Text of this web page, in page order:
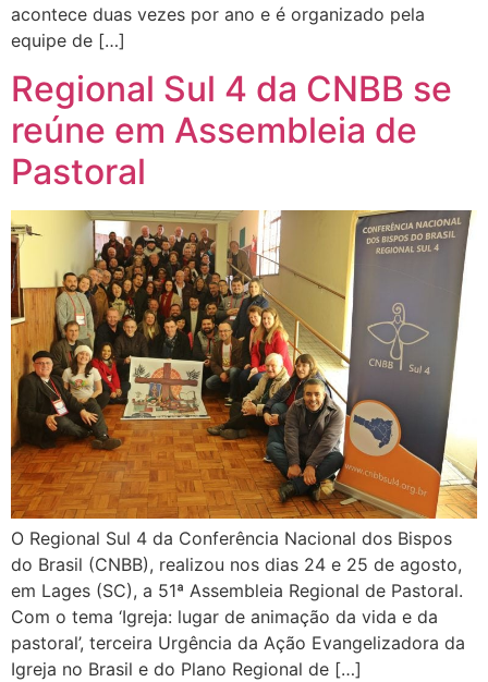
acontece duas vezes por ano e é organizado pela
equipe de […]
Regional Sul 4 da CNBB se
reúne em Assembleia de
Pastoral
O Regional Sul 4 da Conferência Nacional dos Bispos
do Brasil (CNBB), realizou nos dias 24 e 25 de agosto,
em Lages (SC), a 51ª Assembleia Regional de Pastoral.
Com o tema ‘Igreja: lugar de animação da vida e da
pastoral’, terceira Urgência da Ação Evangelizadora da
Igreja no Brasil e do Plano Regional de […]